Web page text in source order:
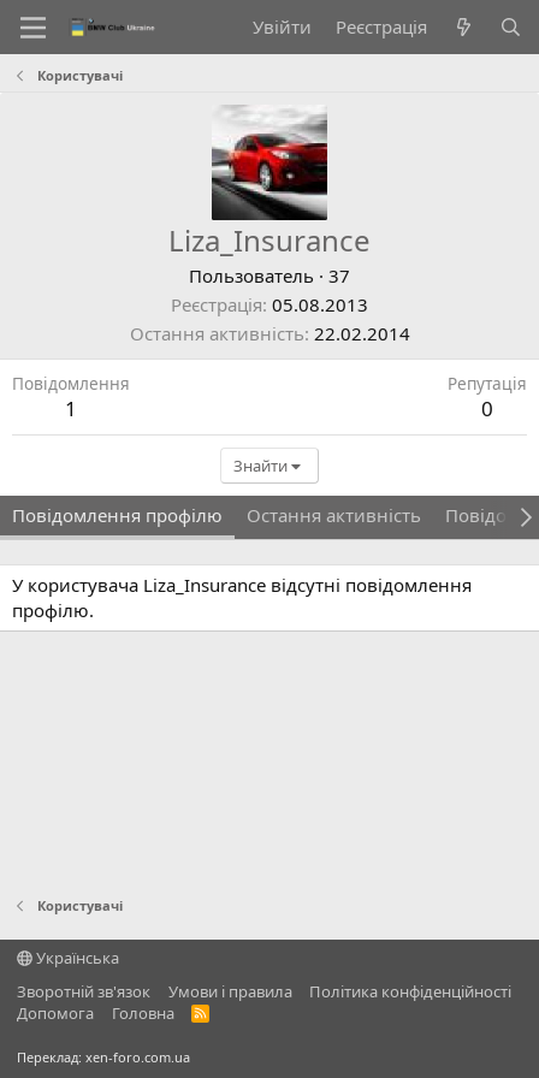
Увійти Реєстрація
Користувачі
Liza_Insurance
Пользователь · 37
Реєстрація 05.08.2013
Остання активність 22.02.2014
Повідомлення
1
Репутація
0
Знайти
Повідомлення профілю Остання активність
У користувача Liza_Insurance відсутні повідомлення
профілю.
Користувачі
Українська
Зворотній зв'язок
Умови і правила
Політика конфіденційності
Дoпoмoга
Головна
R
Переклад: xen-foro.com.ua